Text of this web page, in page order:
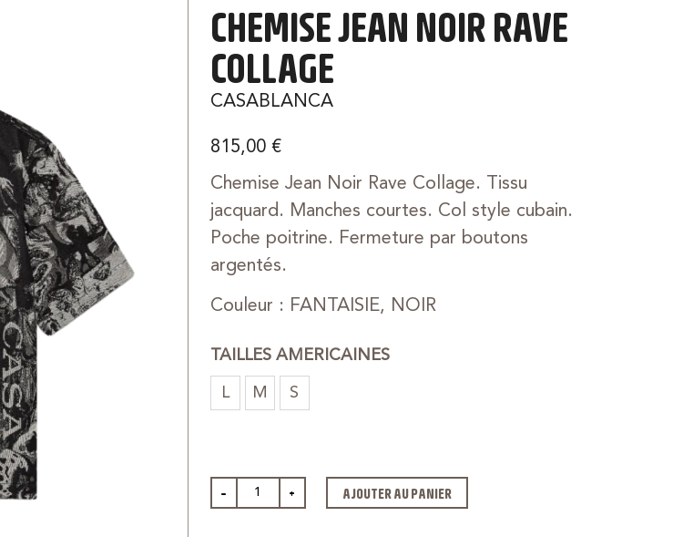
CHEMISE JEAN NOIR RAVE
COLLAGE
CASABLANCA
815,00 €
Chemise Jean Noir Rave Collage. Tissu
jacquard. Manches courtes. Col style cubain.
Poche poitrine. Fermeture par boutons
argentés.
Couleur : FANTAISIE, NOIR
TAILLES AMERICAINES
L M S
- + AJOUTER AU PANIER